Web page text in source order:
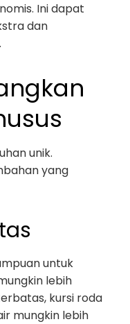
Ini dapat
dan
unik.
yang
untuk
lebih
kursi roda
mungkin lebih